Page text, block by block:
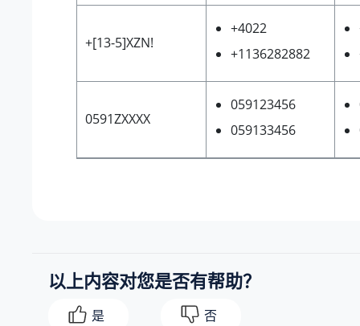
+[13-5]XZN!
+4022
+1136282882
0591ZXXXX
059123456
059133456
以上内容对您是否有帮助？
是 否